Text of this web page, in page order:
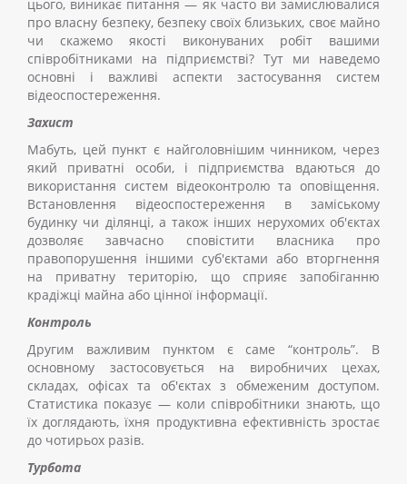
цього, виникає питання — як часто ви замислювалися
про власну безпеку, безпеку своїх близьких, своє майно
чи скажемо якості виконуваних робіт вашими
співробітниками на підприємстві? Тут ми наведемо
основні і важливі аспекти застосування систем
відеоспостереження.
Захист
Мабуть, цей пункт є найголовнішим чинником, через
який приватні особи, і підприємства вдаються до
використання систем відеоконтролю та оповіщення.
Встановлення відеоспостереження в заміському
будинку чи ділянці, а також інших нерухомих об'єктах
дозволяє завчасно сповістити власника про
правопорушення іншими суб'єктами або вторгнення
на приватну територію, що сприяє запобіганню
крадіжці майна або цінної інформації.
Контроль
Другим важливим пунктом є саме “контроль”. В
основному застосовується на виробничих цехах,
складах, офісах та об'єктах з обмеженим доступом.
Статистика показує — коли співробітники знають, що
їх доглядають, їхня продуктивна ефективність зростає
до чотирьох разів.
Турбота